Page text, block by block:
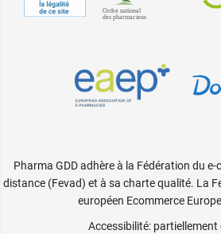
Pharma GDD adhère à la Fédération du
distance (Fevad) et à sa charte qualité. La
européen Ecommerce
Accessibilité: